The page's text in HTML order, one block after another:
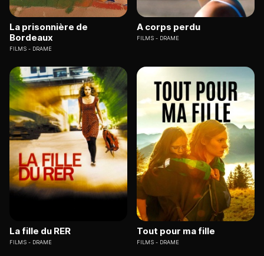
La prisonnière de
Bordeaux
FILMS DRAME
A corps perdu
FILMS DRAME
La fille du RER
FILMS DRAME
Tout pour ma fille
FILMS DRAME